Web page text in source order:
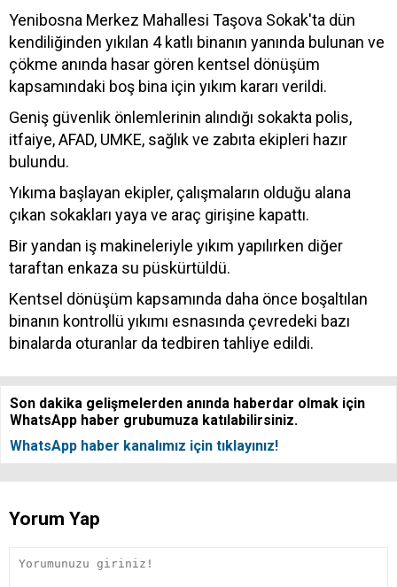
Yenibosna Merkez Mahallesi Taşova Sokak'ta dün
kendiliğinden yıkılan 4 katlı binanın yanında bulunan ve
çökme anında hasar gören kentsel dönüşüm
kapsamındaki boş bina için yıkım kararı verildi.
Geniş güvenlik önlemlerinin alındığı sokakta polis,
itfaiye, AFAD, UMKE, sağlık ve zabıta ekipleri hazır
bulundu.
Yıkıma başlayan ekipler, çalışmaların olduğu alana
çıkan sokakları yaya ve araç girişine kapattı.
Bir yandan iş makineleriyle yıkım yapılırken diğer
taraftan enkaza su püskürtüldü.
Kentsel dönüşüm kapsamında daha önce boşaltılan
binanın kontrollü yıkımı esnasında çevredeki bazı
binalarda oturanlar da tedbiren tahliye edildi.
Son dakika gelişmelerden anında haberdar olmak için
WhatsApp haber grubumuza katılabilirsiniz.
WhatsApp haber kanalımız için tıklayınız!
Yorum Yap